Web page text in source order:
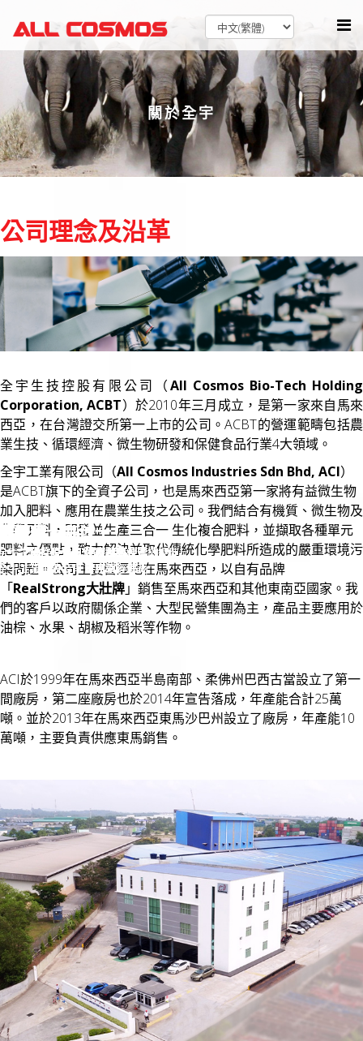
關於全宇
公司理念及沿革
全宇生技控股有限公司（All Cosmos Bio-Tech Holding
Corporation, ACBT）於2010年三月成立，是第一家來自馬來
西亞，在台灣證交所第一上市的公司。ACBT的營運範疇包括農
業生技、循環經濟、微生物研發和保健食品行業4大領域。
全宇工業有限公司（All Cosmos Industries Sdn Bhd, ACI）
是ACBT旗下的全資子公司，也是馬來西亞第一家將有益微生物
加入肥料、應用在農業生技之公司。我們結合有機質、微生物及
化學原料，開發並生產三合一 生化複合肥料，並擷取各種單元
肥料之優點，致力解決並取代傳統化學肥料所造成的嚴重環境污
染問題。公司主要營運地在馬來西亞，以自有品牌
「RealStrong大壯牌」銷售至馬來西亞和其他東南亞國家。我
們的客戶以政府關係企業、大型民營集團為主，產品主要應用於
油棕、水果、胡椒及稻米等作物。
ACI於1999年在馬來西亞半島南部、柔佛州巴西古當設立了第一
間廠房，第二座廠房也於2014年宣告落成，年產能合計25萬
噸。並於2013年在馬來西亞東馬沙巴州設立了廠房，年產能10
萬噸，主要負責供應東馬銷售。
督彭士豪博士
宇生技控股有限公司 董事長暨總經理
宇工業有限公司 首席執行總裁
聖青
宇工業有限公司 董事長
景薇
宇生技控股有限公司 財務長
宇工業有限公司 財務總經理
燦偉
宇工業有限公司 供應鏈總經理
督彭士豪博士
宇生技控股有限公司 董事長暨總經理
宇工業有限公司 首席執行總裁
聖青
宇工業有限公司 董事長
景薇
宇生技控股有限公司 財務長
宇工業有限公司 財務總經理
燦偉
宇工業有限公司 供應鏈總經理